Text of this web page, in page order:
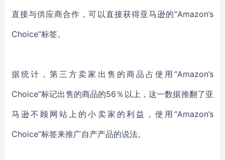
直接与供应商合作，可以直接获得亚马逊的“Amazon’s
Choice”标签。
据统计，第三方卖家出售的商品占使用“Amazon’s
Choice”标记出售的商品的56％以上，这一数据推翻了亚
马逊不顾网站上的小卖家的利益，使用“Amazon’s
Choice”标签来推广自产产品的说法。